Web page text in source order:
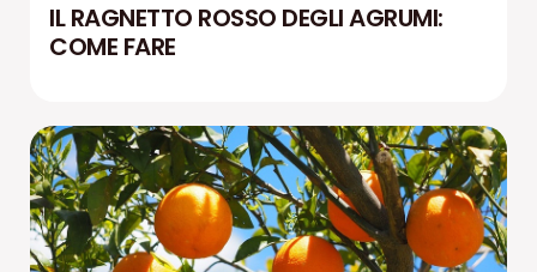
IL RAGNETTO ROSSO DEGLI AGRUMI:
COME FARE